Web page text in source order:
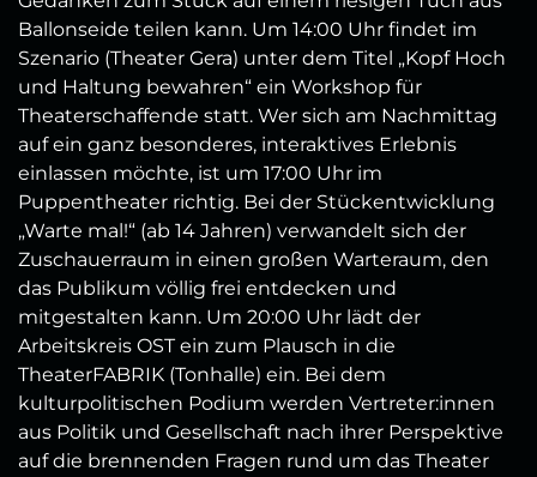
Ballonseide teilen kann. Um 14:00 Uhr findet im
Szenario (Theater Gera) unter dem Titel „Kopf Hoch
und Haltung bewahren“ ein Workshop für
Theaterschaffende statt. Wer sich am Nachmittag
auf ein ganz besonderes, interaktives Erlebnis
einlassen möchte, ist um 17:00 Uhr im
Puppentheater richtig. Bei der Stückentwicklung
„Warte mal!“ (ab 14 Jahren) verwandelt sich der
Zuschauerraum in einen großen Warteraum, den
das Publikum völlig frei entdecken und
mitgestalten kann. Um 20:00 Uhr lädt der
Arbeitskreis OST ein zum Plausch in die
TheaterFABRIK (Tonhalle) ein. Bei dem
kulturpolitischen Podium werden Vertreter:innen
aus Politik und Gesellschaft nach ihrer Perspektive
auf die brennenden Fragen rund um das Theater